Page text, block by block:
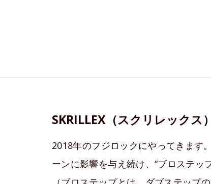
SKRILLEX（スクリレックス
2018年のフジロックにやってきます
ーンに影響を与え続け、“ブロステッ